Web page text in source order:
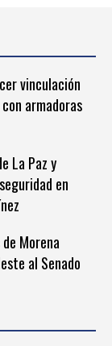
vinculación
armadoras
La Paz y
en
Morena
al Senado